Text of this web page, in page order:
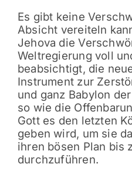
Es gibt keine
Absicht vereiteln
Jehova die
Weltregierung voll
beabsichtigt, die
Instrument zur
und ganz Babylon
so wie die
Gott es den letzten
geben wird, um sie
ihren bösen Plan bis
durchzuführen.